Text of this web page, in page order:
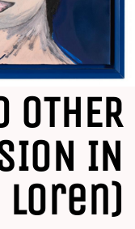
OTHER
IN
Loren)